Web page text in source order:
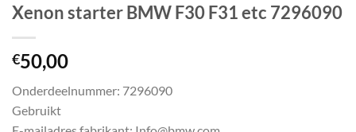
Xenon starter BMW F30 F31 etc 7296090
€50,00
Onderdeelnummer: 7296090
Gebruikt